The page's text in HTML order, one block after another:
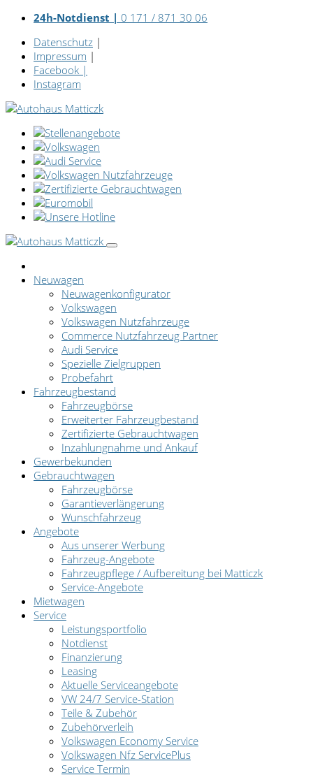
24h-Notdienst | 0 171 / 871 30 06
Datenschutz |
Impressum |
Facebook |
Instagram
Neuwagen
Neuwagenkonfigurator
Volkswagen
Volkswagen Nutzfahrzeuge
Commerce Nutzfahrzeug Partner
Audi Service
Spezielle Zielgruppen
Probefahrt
Fahrzeugbestand
Fahrzeugbörse
Erweiterter Fahrzeugbestand
Zertifizierte Gebrauchtwagen
Inzahlungnahme und Ankauf
Gewerbekunden
Gebrauchtwagen
Fahrzeugbörse
Garantieverlängerung
Wunschfahrzeug
Angebote
Aus unserer Werbung
Fahrzeug-Angebote
Fahrzeugpflege / Aufbereitung bei Matticzk
Service-Angebote
Mietwagen
Service
Leistungsportfolio
Notdienst
Finanzierung
Leasing
Aktuelle Serviceangebote
VW 24/7 Service-Station
Teile & Zubehör
Zubehörverleih
Volkswagen Economy Service
Volkswagen Nfz ServicePlus
Service Termin